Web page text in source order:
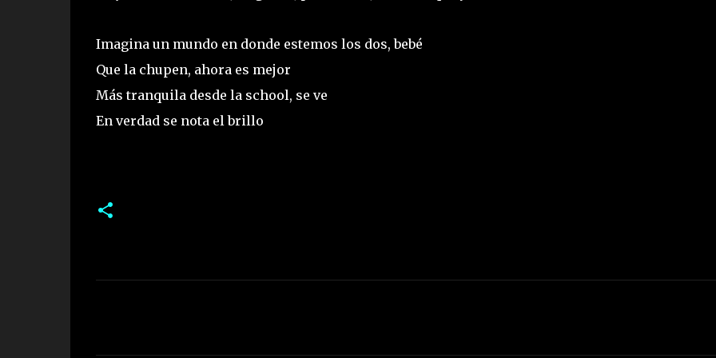
Imagina un mundo en donde estemos los dos, bebé
Que la chupen, ahora es mejor
Más tranquila desde la school, se ve
En verdad se nota el brillo